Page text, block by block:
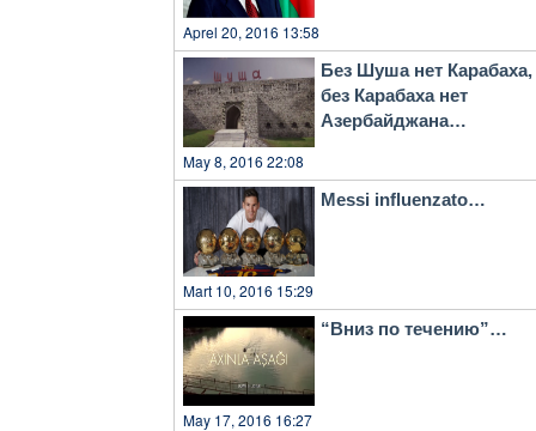
Aprel 20, 2016 13:58
Без Шуша нет Карабаха,
без Карабаха нет
Азербайджана…
May 8, 2016 22:08
Messi influenzato…
Mart 10, 2016 15:29
“Вниз по течению”…
May 17, 2016 16:27